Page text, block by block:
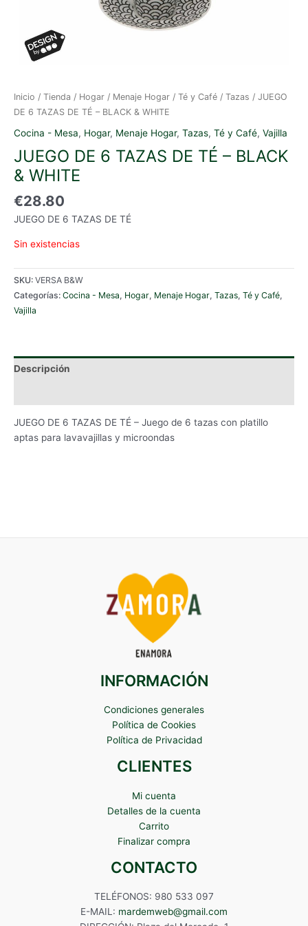
Inicio / Tienda / Hogar / Menaje Hogar / Té y Café / Tazas / JUEGO
DE 6 TAZAS DE TÉ – BLACK & WHITE
Cocina - Mesa, Hogar, Menaje Hogar, Tazas, Té y Café, Vajilla
JUEGO DE 6 TAZAS DE TÉ – BLACK
& WHITE
€28.80
JUEGO DE 6 TAZAS DE TÉ
Sin existencias
SKU: VERSA B&W
Categorías: Cocina - Mesa, Hogar, Menaje Hogar, Tazas, Té y Café,
Vajilla
Descripción
JUEGO DE 6 TAZAS DE TÉ – Juego de 6 tazas con platillo
aptas para lavavajillas y microondas
INFORMACIÓN
Condiciones generales
Política de Cookies
Política de Privacidad
CLIENTES
Mi cuenta
Detalles de la cuenta
Carrito
Finalizar compra
CONTACTO
TELÉFONOS: 980 533 097
E-MAIL: mardemweb@gmail.com